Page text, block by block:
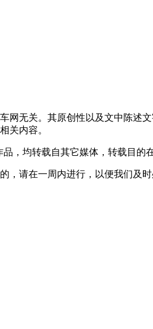
网无关。其原创性以及文中陈述
关内容。
，均转载自其它媒体，转载目的
请在一周内进行，以便我们及时